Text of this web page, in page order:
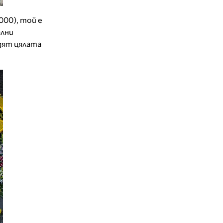
той е
цялата